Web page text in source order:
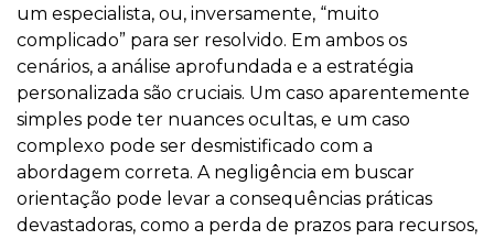
um especialista, ou, inversamente, “muito
complicado” para ser resolvido. Em ambos os
cenários, a análise aprofundada e a estratégia
personalizada são cruciais. Um caso aparentemente
simples pode ter nuances ocultas, e um caso
complexo pode ser desmistificado com a
abordagem correta. A negligência em buscar
orientação pode levar a consequências práticas
devastadoras, como a perda de prazos para recursos,